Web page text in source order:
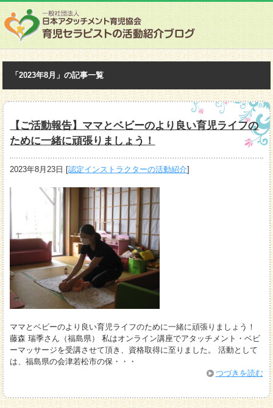
「2023年8月」の記事一覧
【ご活動報告】ママとベビーのより良い育児ライフの
ために一緒に頑張りましょう！
2023年8月23日 [認定インストラクターの活動紹介]
ママとベビーのより良い育児ライフのために一緒に頑張りましょう！
藤森 瑞季さん（福島県） 私はオンライン講座でアタッチメント・ベビ
ーマッサージを受講させて頂き、資格取得に至りました。 活動として
は、福島県の会津若松市の保・・・
つづきを読む